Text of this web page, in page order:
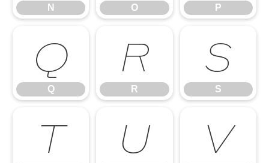
N O P
Q
Q
R
R
S
S
T U V